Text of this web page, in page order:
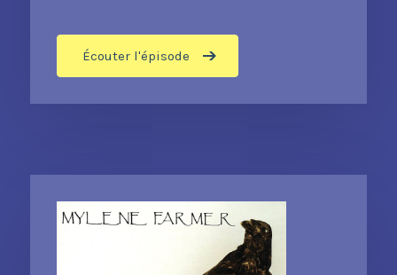
Écouter l'épisode